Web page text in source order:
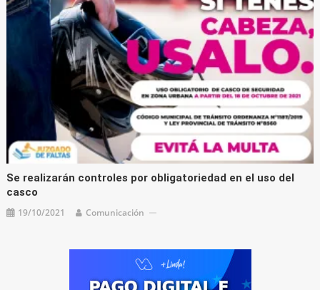
Se realizarán controles por obligatoriedad en el uso del
casco
19/10/2021 Comunicación